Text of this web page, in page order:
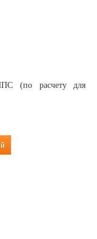
(по расчету для